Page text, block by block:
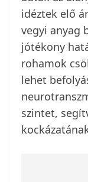
idéztek elő
vegyi anyag
jótékony
rohamok
lehet
szintet,